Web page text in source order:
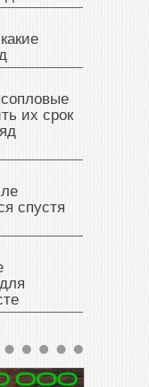
их срок
спустя